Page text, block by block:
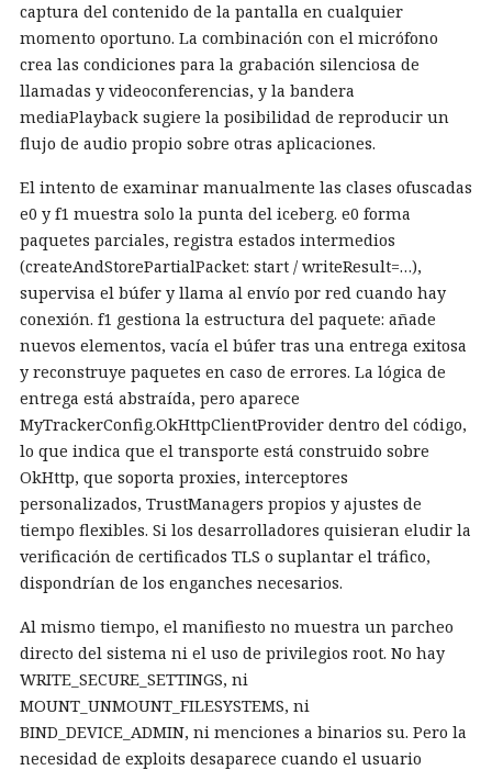
captura del contenido de la pantalla en cualquier
momento oportuno. La combinación con el micrófono
crea las condiciones para la grabación silenciosa de
llamadas y videoconferencias, y la bandera
mediaPlayback sugiere la posibilidad de reproducir un
flujo de audio propio sobre otras aplicaciones.
El intento de examinar manualmente las clases ofuscadas
e0 y f1 muestra solo la punta del iceberg. e0 forma
paquetes parciales, registra estados intermedios
(createAndStorePartialPacket: start / writeResult=…),
supervisa el búfer y llama al envío por red cuando hay
conexión. f1 gestiona la estructura del paquete: añade
nuevos elementos, vacía el búfer tras una entrega exitosa
y reconstruye paquetes en caso de errores. La lógica de
entrega está abstraída, pero aparece
MyTrackerConfig.OkHttpClientProvider dentro del código,
lo que indica que el transporte está construido sobre
OkHttp, que soporta proxies, interceptores
personalizados, TrustManagers propios y ajustes de
tiempo flexibles. Si los desarrolladores quisieran eludir la
verificación de certificados TLS o suplantar el tráfico,
dispondrían de los enganches necesarios.
Al mismo tiempo, el manifiesto no muestra un parcheo
directo del sistema ni el uso de privilegios root. No hay
WRITE_SECURE_SETTINGS, ni
MOUNT_UNMOUNT_FILESYSTEMS, ni
BIND_DEVICE_ADMIN, ni menciones a binarios su. Pero la
necesidad de exploits desaparece cuando el usuario